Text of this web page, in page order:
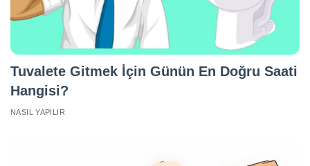
Tuvalete Gitmek İçin Günün En Doğru Saati
Hangisi?
NASIL YAPILIR